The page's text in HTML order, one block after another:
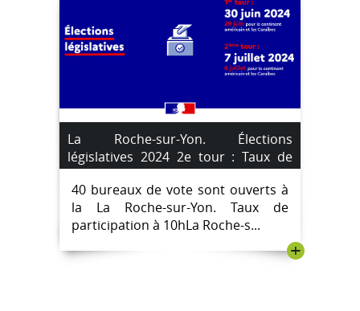
La Roche-sur-Yon. Élections
législatives 2024 2e tour : Taux de
participation heure par heure.
40 bureaux de vote sont ouverts à
la La Roche-sur-Yon. Taux de
participation à 10hLa Roche-s...
+